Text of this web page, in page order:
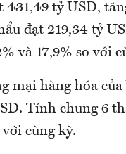
431,49 tỷ USD,
đạt 219,34 tỷ
và 17,9% so với
mại hàng hóa
Tính chung 6
cùng kỳ.